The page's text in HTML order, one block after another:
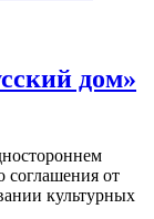
дом»
соглашения от
культурных